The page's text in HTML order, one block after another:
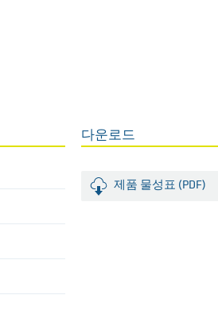
다운로드
제품 물성표 (PDF)